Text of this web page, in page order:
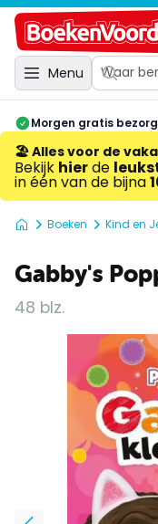
Menu
Morgen gratis
🏖️ Alles voor de
Bekijk hierde
in één van de bijna
Boeken Kind en
Gabby's
48 blz.